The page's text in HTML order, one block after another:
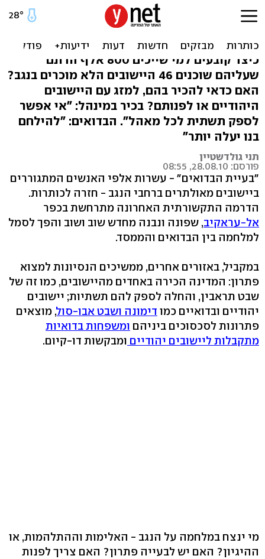
האם יש פתרון לבעיית
קרקעות הבדואים בנגב?
כיצד קובעים למי שייכים 800 אלף הדונם
שעליהם שוכנים 46 היישובים הלא מוכרים בנגב?
האם כדאי להכיר בהם, למזג עם היישובים
היהודיים או לפנותם? בכיר במינהל: "אי אפשר
לספק תשתית לכל מאהל". הבדואים: "להילחם
בנו יעלה יותר"
תני גולדשטיין
פורסם: 28.08.10, 08:55
"בעיית הבדואים" - עשרות אלפי האנשים המתגוררים
ביישובים מאולתרים ברחבי הנגב - חזרה לכותרות.
הדרמה התקשורתית האחרונה מתרחשת בכפר
אל-עראקיב, שפונה ונבנה מחדש שוב ושוב והפך לסמל
למלחמה בין הבדואים והממסד.
במקביל, באזורים אחרים, ממשיכים הנסיונות למצוא
פתרון: המדינה הכירה באחדים מהיישובים, כמו זה של
שבט תראבין, והחלה לספק להם תשתיות; יישובים
יהודיים ובדואיים כמו דימונה ושבט אבו-סול, מוצאים
פתרונות לסכסוכים ביניהם ומשפחות בדואיות
מתקבלות ליישובים יהודיים ומבקשות דו-קיום.
מי ינצח במלחמה על הנגב - האלימות וההתלהמות, או
ההיגיון? האם יש לבעייה פתרון? האם צריך לפנות